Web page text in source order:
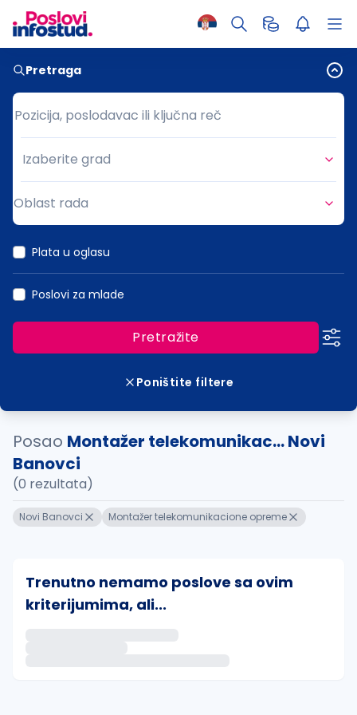
Pretraga
Pozicija, poslodavac ili ključna reč
Pozicija, poslodavac ili ključna reč
Grad
Izaberite grad
Oblast rada
Plata u oglasu
Poslovi za mlade
Pretražite
Poništite filtere
Posao Montažer telekomunikac... Novi
Banovci
(0 rezultata)
Novi Banovci Montažer telekomunikacione opreme
Trenutno nemamo poslove sa ovim
kriterijumima, ali...